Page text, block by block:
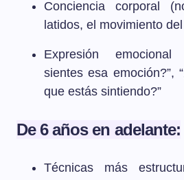
Conciencia corporal
latidos, el movimiento
Expresión emocional
sientes esa emoción?”,
que estás sintiendo?”
De 6 años en adelante:
Técnicas más